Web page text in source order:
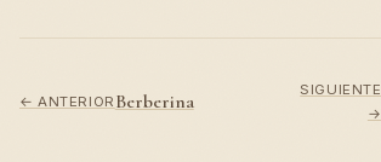
← ANTERIOR Berberina
SIGUIENTE
→